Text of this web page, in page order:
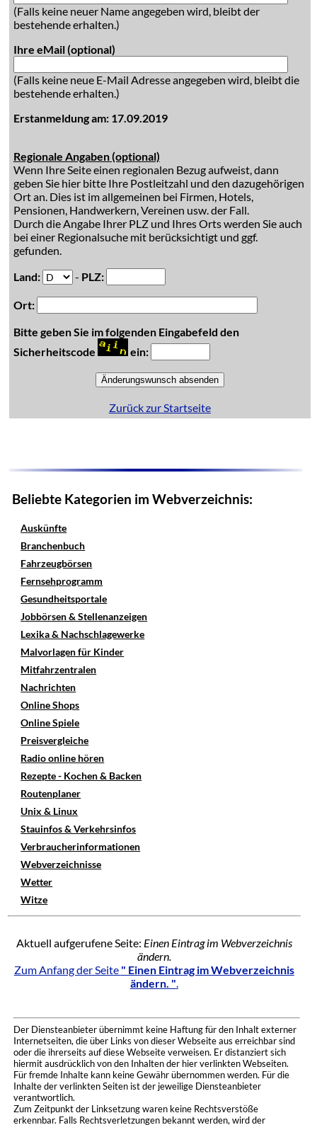
(Falls keine neuer Name angegeben wird, bleibt der
bestehende erhalten.)
Ihre eMail (optional)
(Falls keine neue E-Mail Adresse angegeben wird, bleibt die
bestehende erhalten.)
Erstanmeldung am: 17.09.2019
Regionale Angaben (optional)
Wenn Ihre Seite einen regionalen Bezug aufweist, dann
geben Sie hier bitte Ihre Postleitzahl und den dazugehörigen
Ort an. Dies ist im allgemeinen bei Firmen, Hotels,
Pensionen, Handwerkern, Vereinen usw. der Fall.
Durch die Angabe Ihrer PLZ und Ihres Orts werden Sie auch
bei einer Regionalsuche mit berücksichtigt und ggf.
gefunden.
Land:
- PLZ:
Ort:
Bitte geben Sie im folgenden Eingabefeld den
Sicherheitscode
ein:
Zurück zur Startseite
Beliebte Kategorien im Webverzeichnis:
Auskünfte
Branchenbuch
Fahrzeugbörsen
Fernsehprogramm
Gesundheitsportale
Jobbörsen & Stellenanzeigen
Lexika & Nachschlagewerke
Malvorlagen für Kinder
Mitfahrzentralen
Nachrichten
Online Shops
Online Spiele
Preisvergleiche
Radio online hören
Rezepte - Kochen & Backen
Routenplaner
Unix & Linux
Stauinfos & Verkehrsinfos
Verbraucherinformationen
Webverzeichnisse
Wetter
Witze
Aktuell aufgerufene Seite: Einen Eintrag im Webverzeichnis
ändern.
Zum Anfang der Seite " Einen Eintrag im Webverzeichnis
ändern. ".
Der Diensteanbieter übernimmt keine Haftung für den Inhalt externer
Internetseiten, die über Links von dieser Webseite aus erreichbar sind
oder die ihrerseits auf diese Webseite verweisen. Er distanziert sich
hiermit ausdrücklich von den Inhalten der hier verlinkten Webseiten.
Für fremde Inhalte kann keine Gewähr übernommen werden. Für die
Inhalte der verlinkten Seiten ist der jeweilige Diensteanbieter
verantwortlich.
Zum Zeitpunkt der Linksetzung waren keine Rechtsverstöße
erkennbar. Falls Rechtsverletzungen bekannt werden, wird der